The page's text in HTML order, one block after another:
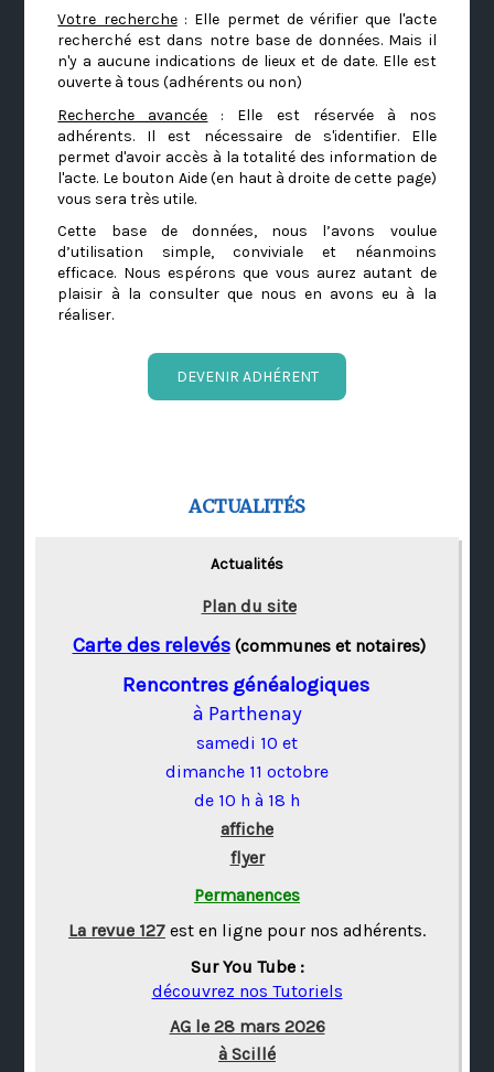
Votre recherche: Elle permet de vérifier que l'acte
recherché est dans notre base de données. Mais il
n'y a aucune indications de lieux et de date. Elle est
ouverte à tous (adhérents ou non)
Recherche avancée : Elle est réservée à nos
adhérents. Il est nécessaire de s'identifier. Elle
permet d'avoir accès à la totalité des information de
l'acte. Le bouton Aide (en haut à droite de cette page)
vous sera très utile.
Cette base de données, nous l’avons voulue
d’utilisation simple, conviviale et néanmoins
efficace. Nous espérons que vous aurez autant de
plaisir à la consulter que nous en avons eu à la
réaliser.
DEVENIR ADHÉRENT
ACTUALITÉS
Actualités
Plan du site
Carte des relevés(communes et notaires)
Rencontres généalogiques
à Parthenay
samedi 10 et
dimanche 11 octobre
de 10 h à 18 h
affiche
flyer
Permanences
La revue 127 est en ligne pour nos adhérents.
Sur You Tube :
découvrez nos Tutoriels
AG le 28 mars 2026
à Scillé